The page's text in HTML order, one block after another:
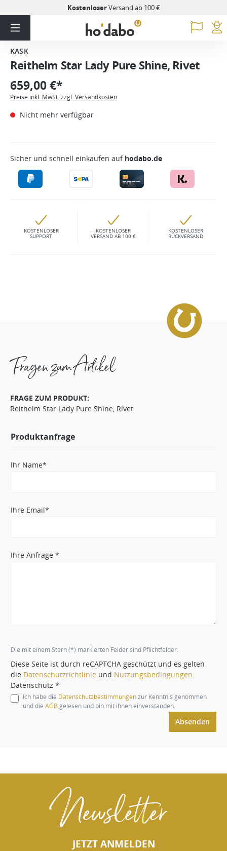
KostenloserVersand ab 100 €
KASK
Reithelm Star Lady Pure Shine, Rivet
659,00 €*
Preise inkl. MwSt. zzgl. Versandkosten
Nicht mehr verfügbar
Sicher und schnell einkaufen auf hodabo.de
KOSTENLOSER
SUPPORT
KOSTENLOSER
VERSAND AB 100 €
KOSTENLOSER
RÜCKVERSAND
Fragen zum Artikel
FRAGE ZUM PRODUKT:
Reithelm Star Lady Pure Shine, Rivet
Produktanfrage
Ihr Name*
Ihre Email*
Ihre Anfrage *
Die mit einem Stern (*) markierten Felder sind Pflichtfelder.
Diese Seite ist durch reCAPTCHA geschützt und es gelten
die Datenschutzrichtlinie und Nutzungsbedingungen.
Datenschutz *
Ich habe die Datenschutzbestimmungenzur Kenntnis genommen
und die AGB gelesen und bin mit ihnen einverstanden.
Absenden
Newsletter
JETZT ANMELDEN